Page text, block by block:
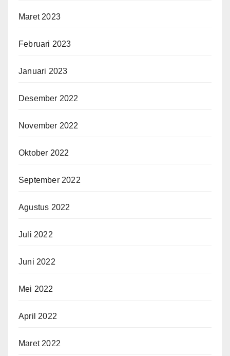
Maret 2023
Februari 2023
Januari 2023
Desember 2022
November 2022
Oktober 2022
September 2022
Agustus 2022
Juli 2022
Juni 2022
Mei 2022
April 2022
Maret 2022